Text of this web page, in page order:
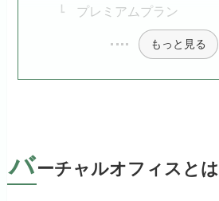
プレミアムプラン
もっと見る
バーチャルオフィスとは